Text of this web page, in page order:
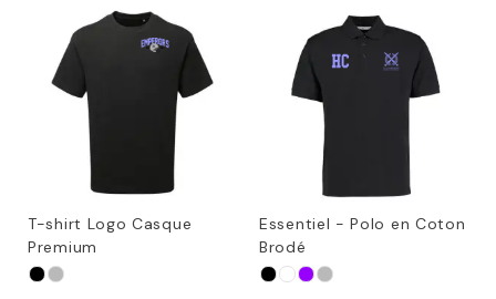
T-shirt Logo Casque
Premium
Essentiel - Polo en Coton
Brodé